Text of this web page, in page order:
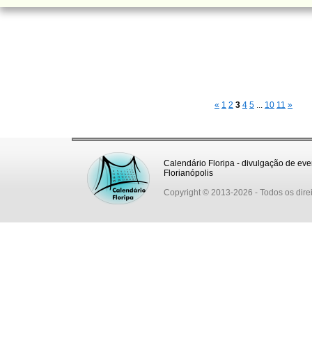
« 1 2 3 4 5 ... 10 11 »
Calendário Floripa - divulgação de
Florianópolis
Copyright © 2013-2026 - Todos os